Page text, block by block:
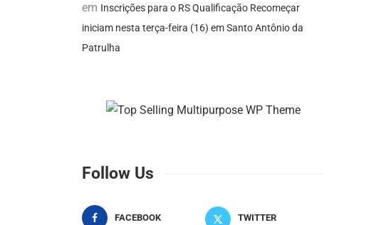
em Inscrições para o RS Qualificação Recomeçar
iniciam nesta terça-feira (16) em Santo Antônio da
Patrulha
Follow Us
FACEBOOK TWITTER